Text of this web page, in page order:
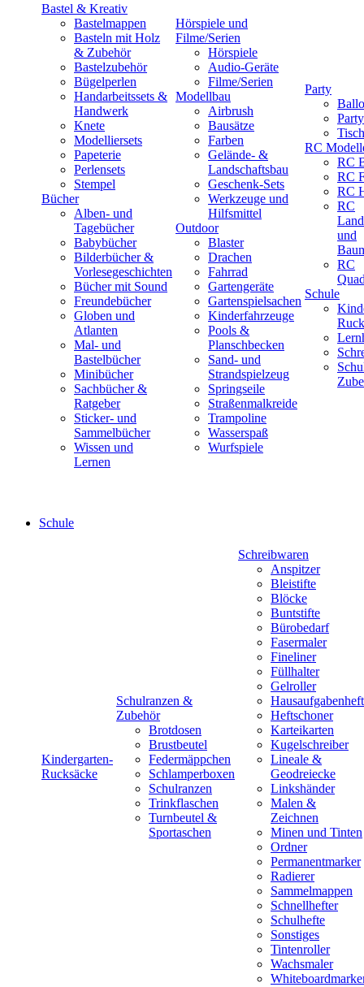
Bastel & Kreativ
Bastelmappen
Basteln mit Holz
& Zubehör
Bastelzubehör
Bügelperlen
Handarbeitssets &
Handwerk
Knete
Modelliersets
Papeterie
Perlensets
Stempel
Bücher
Alben- und
Tagebücher
Babybücher
Bilderbücher &
Vorlesegeschichten
Bücher mit Sound
Freundebücher
Globen und
Atlanten
Mal- und
Bastelbücher
Minibücher
Sachbücher &
Ratgeber
Sticker- und
Sammelbücher
Wissen und
Lernen
Hörspiele und
Filme/Serien
Hörspiele
Audio-Geräte
Filme/Serien
Modellbau
Airbrush
Bausätze
Farben
Gelände- &
Landschaftsbau
Geschenk-Sets
Werkzeuge und
Hilfsmittel
Outdoor
Blaster
Drachen
Fahrrad
Gartengeräte
Gartenspielsachen
Kinderfahrzeuge
Pools &
Planschbecken
Sand- und
Strandspielzeug
Springseile
Straßenmalkreide
Trampoline
Wasserspaß
Wurfspiele
Party
RC
RC
RC
RC
RC
und
RC
Schule
Schule
Kindergarten-
Rucksäcke
Schulranzen &
Zubehör
Brotdosen
Brustbeutel
Federmäppchen
Schlamperboxen
Schulranzen
Trinkflaschen
Turnbeutel &
Sportaschen
Schreibwaren
Anspitzer
Bleistifte
Blöcke
Buntstifte
Bürobedarf
Fasermaler
Fineliner
Füllhalter
Gelroller
Hausaufgabenheft
Heftschoner
Karteikarten
Kugelschreiber
Lineale &
Geodreiecke
Linkshänder
Malen &
Zeichnen
Minen und Tinten
Ordner
Permanentmarker
Radierer
Sammelmappen
Schnellhefter
Schulhefte
Sonstiges
Tintenroller
Wachsmaler